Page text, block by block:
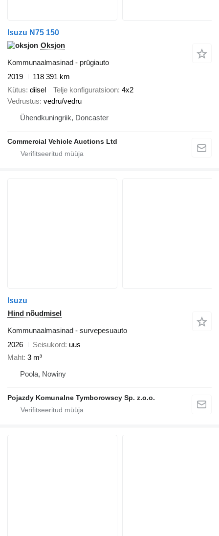
Isuzu N75 150
Oksjon
Kommunaalmasinad - prügiauto
2019
118 391 km
Kütus diisel Telje konfiguratsioon 4x2
Vedrustus vedru/vedru
Ühendkuningriik, Doncaster
Commercial Vehicle Auctions Ltd
Isuzu
Hind nõudmisel
Kommunaalmasinad - survepesuauto
2026
Seisukord uus
Maht 3 m³
Poola, Nowiny
Pojazdy Komunalne Tymborowscy Sp. z.o.o.